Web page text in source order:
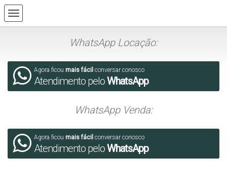
WhatsApp Locação:
Agora ficou mais fácil conversar conosco
Atendimento peloWhatsApp
WhatsApp Venda:
Agora ficou mais fácil conversar conosco
Atendimento peloWhatsApp